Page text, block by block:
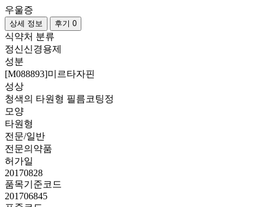
우울증
상세 정보 후기 0
식약처 분류
정신신경용제
성분
[M088893]미르타자핀
성상
청색의 타원형 필름코팅정
모양
타원형
전문/일반
전문의약품
허가일
20170828
품목기준코드
201706845